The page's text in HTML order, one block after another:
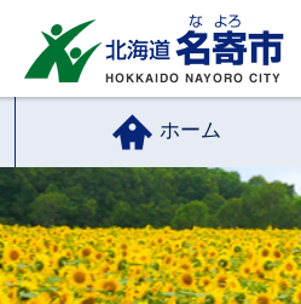
ホーム